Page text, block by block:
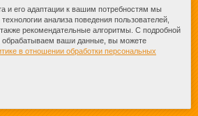
и его адаптации к вашим потребностям мы
анализа поведения пользователей,
рекомендательные алгоритмы. С подробной
ваши данные, вы можете
в отношении обработки персональных